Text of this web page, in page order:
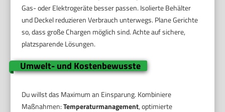
Gas- oder Elektrogeräte besser passen. Isolierte Behälter
und Deckel reduzieren Verbrauch unterwegs. Plane Gerichte
so, dass große Chargen möglich sind. Achte auf sichere,
platzsparende Lösungen.
Umwelt- und Kostenbewusste
Du willst das Maximum an Einsparung. Kombiniere
Maßnahmen:Temperaturmanagement, optimierte